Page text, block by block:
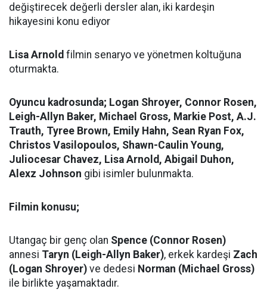
değiştirecek değerli dersler alan, iki kardeşin
hikayesini konu ediyor
Lisa Arnold filmin senaryo ve yönetmen koltuğuna
oturmakta.
Oyuncu kadrosunda; Logan Shroyer, Connor Rosen,
Leigh-Allyn Baker, Michael Gross, Markie Post, A.J.
Trauth, Tyree Brown, Emily Hahn, Sean Ryan Fox,
Christos Vasilopoulos, Shawn-Caulin Young,
Juliocesar Chavez, Lisa Arnold, Abigail Duhon,
Alexz Johnson gibi isimler bulunmakta.
Filmin konusu;
Utangaç bir genç olan Spence (Connor Rosen)
annesi Taryn (Leigh-Allyn Baker), erkek kardeşi Zach
(Logan Shroyer) ve dedesi Norman (Michael Gross)
ile birlikte yaşamaktadır.